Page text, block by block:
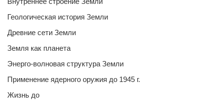
Геологическая история Земли
Древние сети Земли
Земля как планета
Энерго-волновая структура Земли
Применение ядерного оружия до 1945 г.
Жизнь до